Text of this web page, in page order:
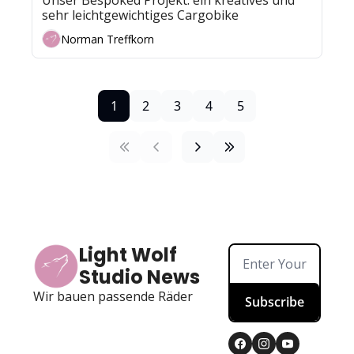
Norman Treffkorn
1 2 3 4 5
Light Wolf
Studio News
Wir bauen passende Räder Subscribe